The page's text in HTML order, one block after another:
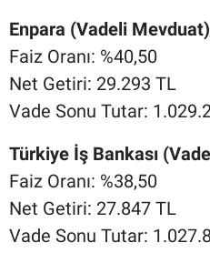
Enpara (Vadeli Mevduat)
Faiz Oranı: %40,50
Net Getiri: 29.293 TL
Vade Sonu Tutar:
Türkiye İş Bankası
Faiz Oranı: %38,50
Net Getiri: 27.847 TL
Vade Sonu Tutar: